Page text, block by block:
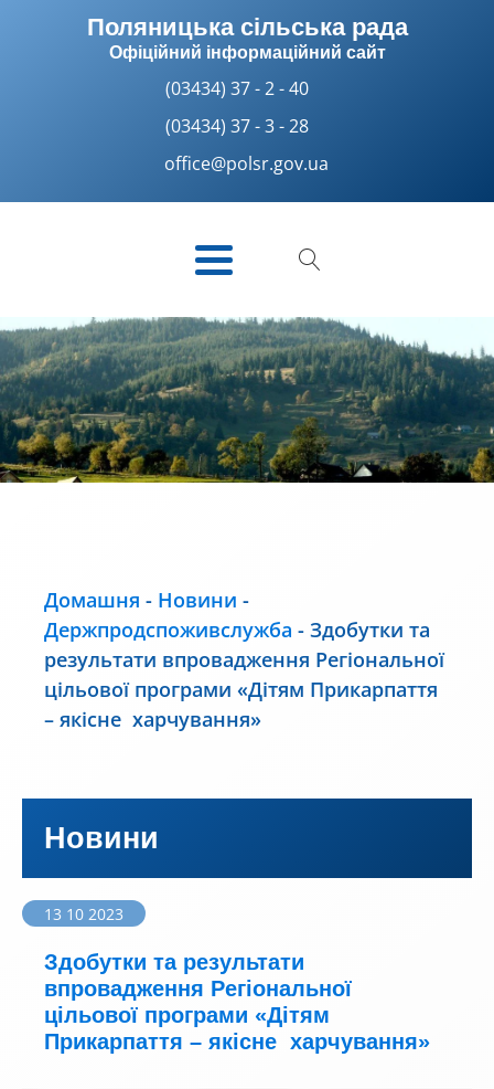
Поляницька сільська рада
Офіційний інформаційний сайт
(03434) 37 - 2 - 40
(03434) 37 - 3 - 28
office@polsr.gov.ua
Домашня - Новини -
Держпродспоживслужба - Здобутки та
результати впровадження Регіональної
цільової програми «Дітям Прикарпаття
– якісне харчування»
Новини
13 10 2023
Здобутки та результати
впровадження Регіональної
цільової програми «Дітям
Прикарпаття – якісне харчування»